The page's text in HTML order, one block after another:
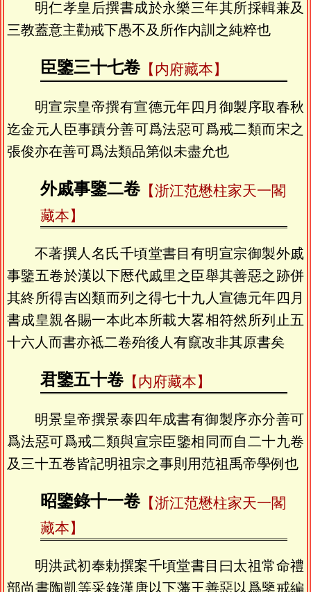
明仁孝皇后撰書成於永樂三年其所採輯兼及
三教蓋意主勸戒下愚不及所作内訓之純粹也
臣鑒三十七卷【内府藏本】
明宣宗皇帝撰有宣德元年四月御製序取春秋
迄金元人臣事蹟分善可爲法惡可爲戒二類而宋之
張俊亦在善可爲法類品第似未盡允也
外戚事鑒二卷【浙江范懋柱家天一閣
藏本】
不著撰人名氏千頃堂書目有明宣宗御製外戚
事鑒五卷於漢以下厯代戚里之臣舉其善惡之跡併
其終所得吉凶類而列之得七十九人宣德元年四月
書成皇親各賜一本此本所載大畧相符然所列止五
十六人而書亦祗二卷殆後人有竄改非其原書矣
君鑒五十卷【内府藏本】
明景皇帝撰景泰四年成書有御製序亦分善可
爲法惡可爲戒二類與宣宗臣鑒相同而自二十九卷
及三十五卷皆記明祖宗之事則用范祖禹帝學例也
昭鑒錄十一卷【浙江范懋柱家天一閣
藏本】
明洪武初奉勅撰案千頃堂書目曰太祖常命禮
部尚書陶凱等采錄漢唐以下藩王善惡以爲鑒戒編